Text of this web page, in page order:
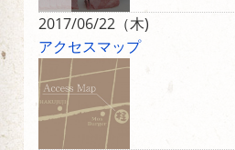
2017/06/22（木)
アクセスマップ